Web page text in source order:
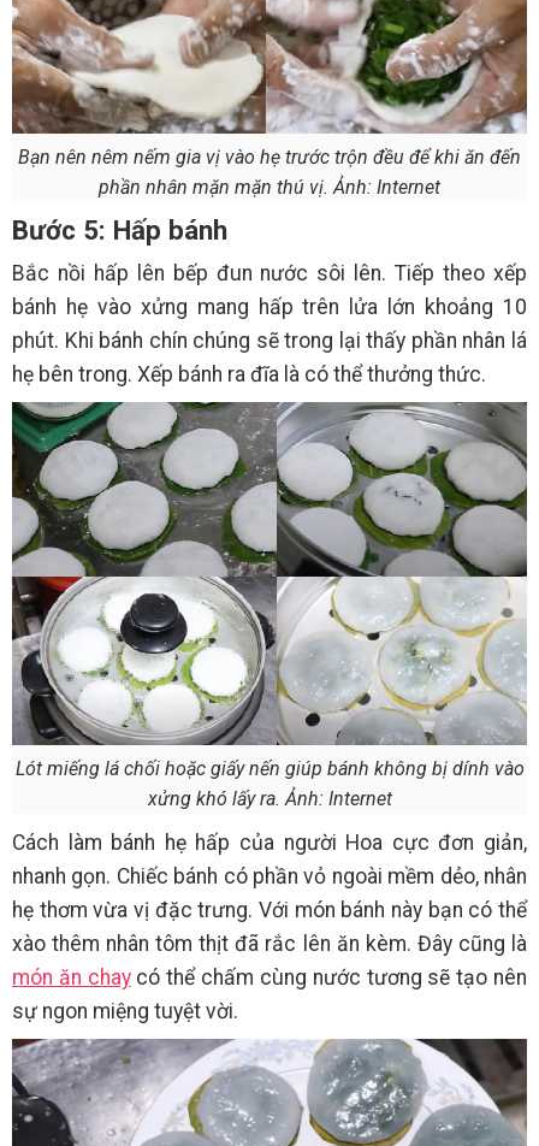
Bạn nên nêm nếm gia vị vào hẹ trước trộn đều để khi ăn đến
phần nhân mặn mặn thú vị. Ảnh: Internet
Bước 5: Hấp bánh
Bắc nồi hấp lên bếp đun nước sôi lên. Tiếp theo xếp
bánh hẹ vào xửng mang hấp trên lửa lớn khoảng 10
phút. Khi bánh chín chúng sẽ trong lại thấy phần nhân lá
hẹ bên trong. Xếp bánh ra đĩa là có thể thưởng thức.
Lót miếng lá chối hoặc giấy nến giúp bánh không bị dính vào
xửng khó lấy ra. Ảnh: Internet
Cách làm bánh hẹ hấp của người Hoa cực đơn giản,
nhanh gọn. Chiếc bánh có phần vỏ ngoài mềm dẻo, nhân
hẹ thơm vừa vị đặc trưng. Với món bánh này bạn có thể
xào thêm nhân tôm thịt đã rắc lên ăn kèm. Đây cũng là
món ăn chaycó thể chấm cùng nước tương sẽ tạo nên
sự ngon miệng tuyệt vời.